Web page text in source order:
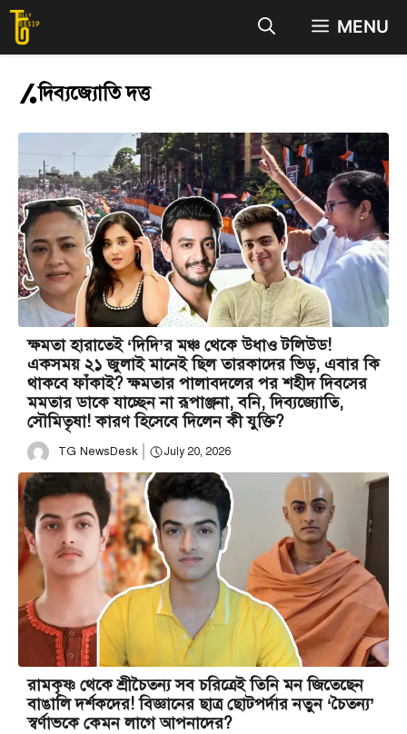
Skip
content
MENU
দিব্যজ্যোতি দত্ত
ক্ষমতা হারাতেই ‘দিদি’র মঞ্চ থেকে উধাও টলিউড!
একসময় ২১ জুলাই মানেই ছিল তারকাদের ভিড়, এবার কি
থাকবে ফাঁকাই? ক্ষমতার পালাবদলের পর শহীদ দিবসের
মমতার ডাকে যাচ্ছেন না রূপাঞ্জনা, বনি, দিব্যজ্যোতি,
সৌমিতৃষা! কারণ হিসেবে দিলেন কী যুক্তি?
TG NewsDesk July 20, 2026
রামকৃষ্ণ থেকে শ্রীচৈতন্য সব চরিত্রেই তিনি মন জিতেছেন
বাঙালি দর্শকদের! বিজ্ঞানের ছাত্র ছোটপর্দার নতুন ‘চৈতন্য’
স্বর্ণাভকে কেমন লাগে আপনাদের?